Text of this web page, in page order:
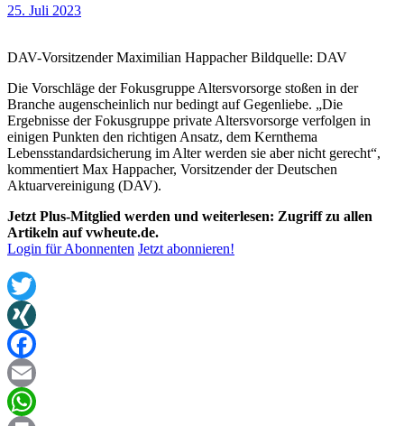
25. Juli 2023
DAV-Vorsitzender Maximilian Happacher Bildquelle: DAV
Die Vorschläge der Fokusgruppe Altersvorsorge stoßen in der
Branche augenscheinlich nur bedingt auf Gegenliebe. „Die
Ergebnisse der Fokusgruppe private Altersvorsorge verfolgen in
einigen Punkten den richtigen Ansatz, dem Kernthema
Lebensstandardsicherung im Alter werden sie aber nicht gerecht“,
kommentiert Max Happacher, Vorsitzender der Deutschen
Aktuarvereinigung (DAV).
Jetzt Plus-Mitglied werden und weiterlesen: Zugriff zu allen
Artikeln auf vwheute.de.
Login für Abonnenten Jetzt abonnieren!
Twitter
XING
Facebook
Email